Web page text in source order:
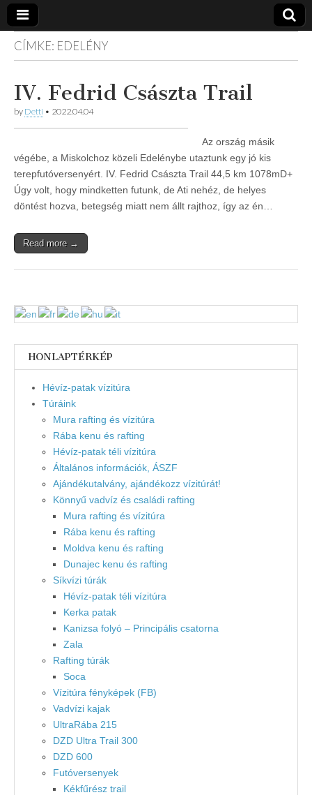
Vidra
Vízitúra
… vízitúra
kajakoktatás,
kajak-kenu
bolt,
CÍMKE: EDELÉNY
IV. Fedrid Császta Trail
by Detti • 2022.04.04
Az ország másik
végébe, a Miskolchoz közeli Edelénybe utaztunk egy jó kis
terepfutóversenyért. IV. Fedrid Császta Trail 44,5 km 1078mD+
Úgy volt, hogy mindketten futunk, de Ati nehéz, de helyes
döntést hozva, betegség miatt nem állt rajthoz, így az én…
Read more →
HONLAPTÉRKÉP
Hévíz-patak vízitúra
Túráink
Mura rafting és vízitúra
Rába kenu és rafting
Hévíz-patak téli vízitúra
Általános információk, ÁSZF
Ajándékutalvány, ajándékozz vízitúrát!
Könnyű vadvíz és családi rafting
Mura rafting és vízitúra
Rába kenu és rafting
Moldva kenu és rafting
Dunajec kenu és rafting
Síkvízi túrák
Hévíz-patak téli vízitúra
Kerka patak
Kanizsa folyó – Principális csatorna
Zala
Rafting túrák
Soca
Vízitúra fényképek (FB)
Vadvízi kajak
UltraRába 215
DZD Ultra Trail 300
DZD 600
Futóversenyek
Kékfűrész trail